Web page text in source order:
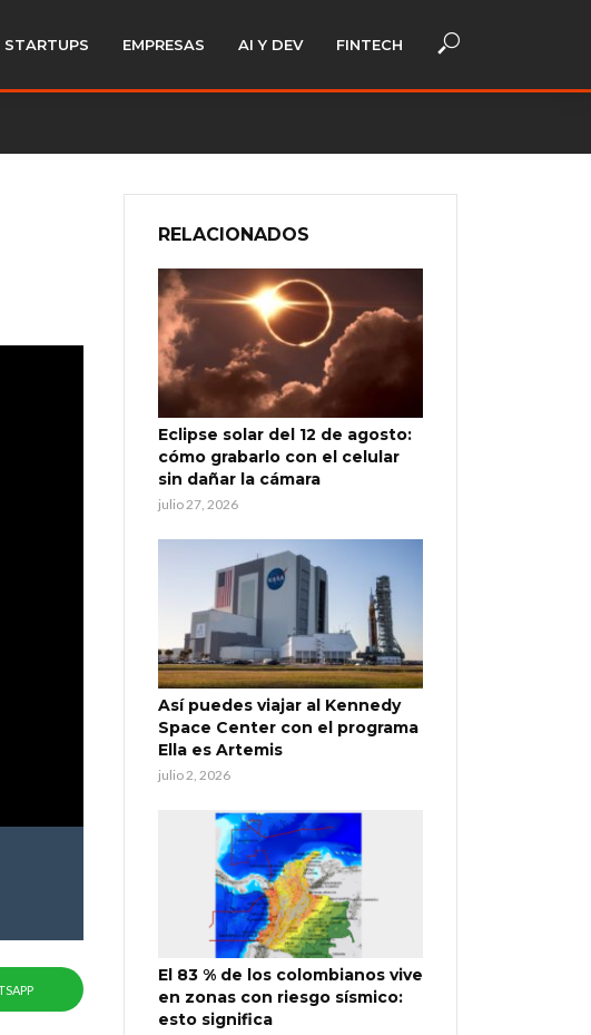
STARTUPS EMPRESAS AI Y DEV FINTECH
RELACIONADOS
Eclipse solar del 12 de agosto:
cómo grabarlo con el celular
sin dañar la cámara
julio 27, 2026
Así puedes viajar al Kennedy
Space Center con el programa
Ella es Artemis
julio 2, 2026
El 83 % de los colombianos vive
en zonas con riesgo sísmico:
esto significa